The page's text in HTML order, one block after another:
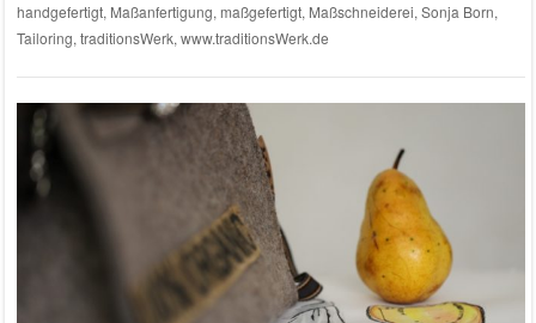
handgefertigt, Maßanfertigung, maßgefertigt, Maßschneiderei, Sonja Born,
Tailoring, traditionsWerk, www.traditionsWerk.de